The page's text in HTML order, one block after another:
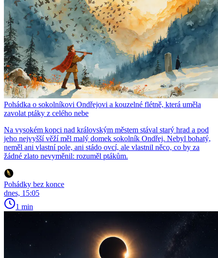
Pohádka o sokolníkovi Ondřejovi a kouzelné flétně, která uměla
zavolat ptáky z celého nebe
Na vysokém kopci nad královským městem stával starý hrad a pod
jeho nejvyšší věží měl malý domek sokolník Ondřej. Nebyl bohatý,
neměl ani vlastní pole, ani stádo ovcí, ale vlastnil něco, co by za
žádné zlato nevyměnil: rozuměl ptákům.
Pohádky bez konce
dnes, 15:05
1 min